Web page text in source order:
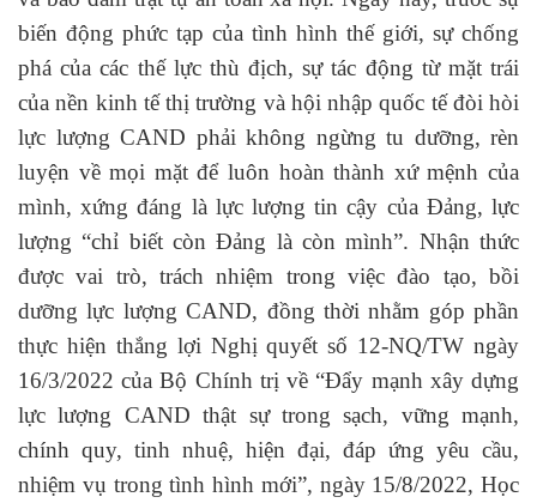
biến động phức tạp của tình hình thế giới, sự chống
phá của các thế lực thù địch, sự tác động từ mặt trái
của nền kinh tế thị trường và hội nhập quốc tế đòi hòi
lực lượng CAND phải không ngừng tu dưỡng, rèn
luyện về mọi mặt để luôn hoàn thành xứ mệnh của
mình, xứng đáng là lực lượng tin cậy của Đảng, lực
lượng “chỉ biết còn Đảng là còn mình”. Nhận thức
được vai trò, trách nhiệm trong việc đào tạo, bồi
dưỡng lực lượng CAND, đồng thời nhằm góp phần
thực hiện thắng lợi Nghị quyết số 12-NQ/TW ngày
16/3/2022 của Bộ Chính trị về “Đẩy mạnh xây dựng
lực lượng CAND thật sự trong sạch, vững mạnh,
chính quy, tinh nhuệ, hiện đại, đáp ứng yêu cầu,
nhiệm vụ trong tình hình mới”, ngày 15/8/2022, Học